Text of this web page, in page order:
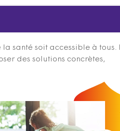
santé soit accessible à tous. Il
des solutions concrètes,